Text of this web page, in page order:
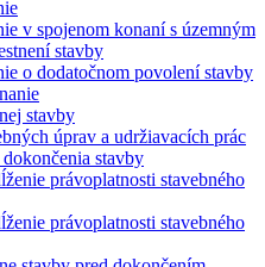
v spojenom konaní s územným
stavby
o dodatočnom povolení stavby
stavby
úprav a udržiavacích prác
stavby
právoplatnosti stavebného
právoplatnosti stavebného